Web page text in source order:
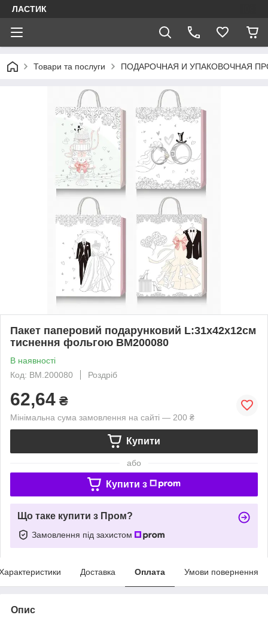
ЛАСТИК
Товари та послуги ПОДАРОЧНАЯ И УПАКОВОЧНАЯ
Пакет паперовий подарунковий L:31х42х12см
тиснення фольгою BM200080
В наявності
Код: BM.200080
Роздріб
62,64 ₴
Мінімальна сума замовлення на сайті — 200 ₴
Купити
або
Купити з
Що таке купити з Пром?
Замовлення під захистом
Доставка Оплата Умови повернення
Опис